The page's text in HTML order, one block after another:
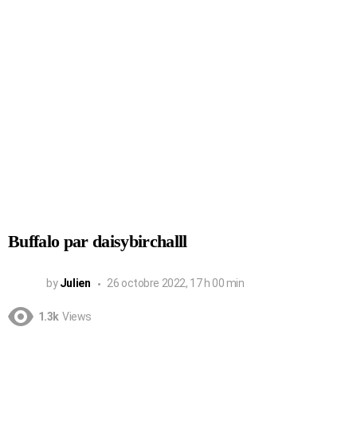
Buffalo par daisybirchalll
by Julien 26 octobre 2022, 17 h 00 min
1.3k Views